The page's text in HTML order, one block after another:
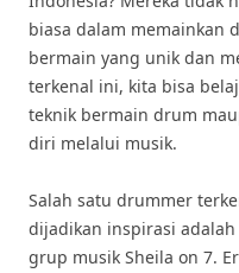
biasa dalam memainkan
bermain yang unik dan
terkenal ini, kita bisa
teknik bermain drum
diri melalui musik.
Salah satu drummer
dijadikan inspirasi
grup musik Sheila on 7.